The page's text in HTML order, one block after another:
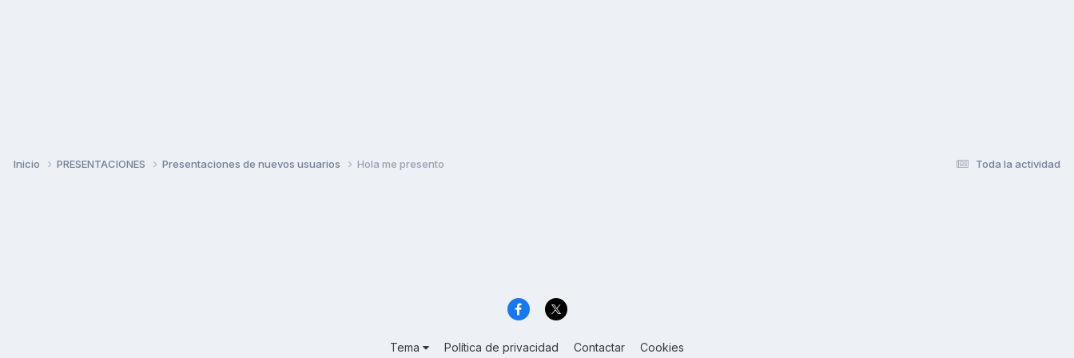
Toda la actividad
Inicio PRESENTACIONES Presentaciones de nuevos usuarios Hola me presento
Tema Política de privacidad Contactar Cookies